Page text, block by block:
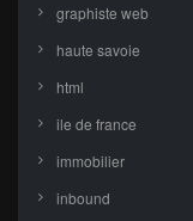
graphiste web
haute savoie
html
ile de france
immobilier
inbound